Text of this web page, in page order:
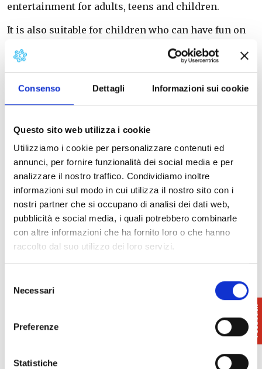
Consenso Dettagli Informazioni sui cookie
Questo sito web utilizza i cookie
Utilizziamo i cookie per personalizzare contenuti ed
annunci, per fornire funzionalità dei social media e per
analizzare il nostro traffico. Condividiamo inoltre
informazioni sul modo in cui utilizza il nostro sito con i
nostri partner che si occupano di analisi dei dati web,
pubblicità e social media, i quali potrebbero combinarle
con altre informazioni che ha fornito loro o che hanno
raccolto dal suo utilizzo dei loro servizi.
delNecessari
Preferenze
Statistiche
entertainment for adults, teens and children.
It is also suitable for children who can have fun on
games and trampolines while their parents relax on
the large lawn equipped with sunbeds, deckchairs,
gazebos and umbrellas.
bar.